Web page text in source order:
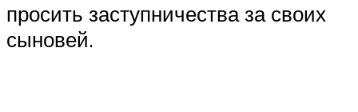
просить заступничества за своих
сыновей.